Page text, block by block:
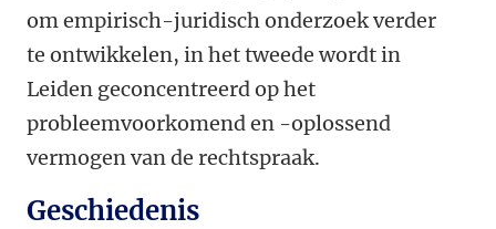
om empirisch-juridisch onderzoek verder
te ontwikkelen, in het tweede wordt in
Leiden geconcentreerd op het
probleemvoorkomend en -oplossend
vermogen van de rechtspraak.
Geschiedenis